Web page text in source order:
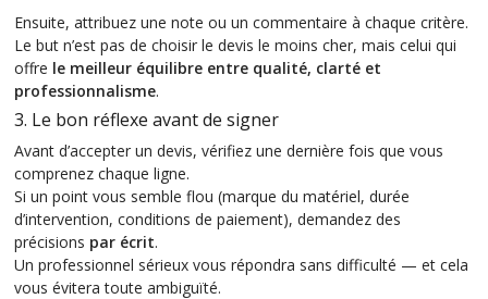
Ensuite, attribuez une note ou un commentaire à chaque critère.
Le but n’est pas de choisir le devis le moins cher, mais celui qui
offre le meilleur équilibre entre qualité, clarté et
professionnalisme.
3. Le bon réflexe avant de signer
Avant d’accepter un devis, vérifiez une dernière fois que vous
comprenez chaque ligne.
Si un point vous semble flou (marque du matériel, durée
d’intervention, conditions de paiement), demandez des
précisions par écrit.
Un professionnel sérieux vous répondra sans difficulté — et cela
vous évitera toute ambiguïté.